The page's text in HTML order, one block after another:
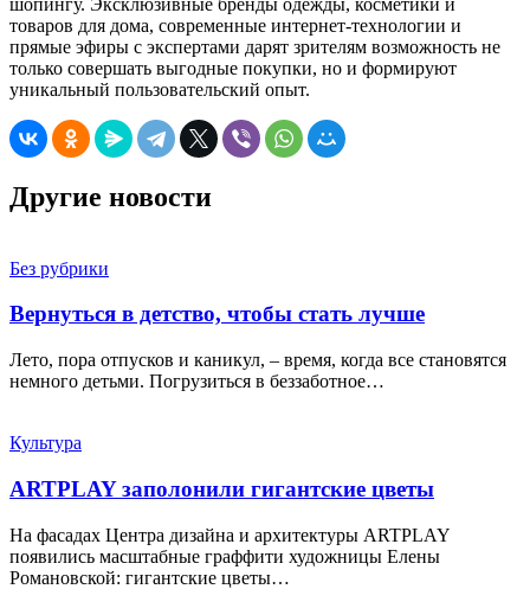
шопингу. Эксклюзивные бренды одежды, косметики и
товаров для дома, современные интернет-технологии и
прямые эфиры с экспертами дарят зрителям возможность не
только совершать выгодные покупки, но и формируют
уникальный пользовательский опыт.
Другие новости
Без рубрики
Вернуться в детство, чтобы стать лучше
Лето, пора отпусков и каникул, – время, когда все становятся
немного детьми. Погрузиться в беззаботное…
Культура
ARTPLAY заполонили гигантские цветы
На фасадах Центра дизайна и архитектуры ARTPLAY
появились масштабные граффити художницы Елены
Романовской: гигантские цветы…